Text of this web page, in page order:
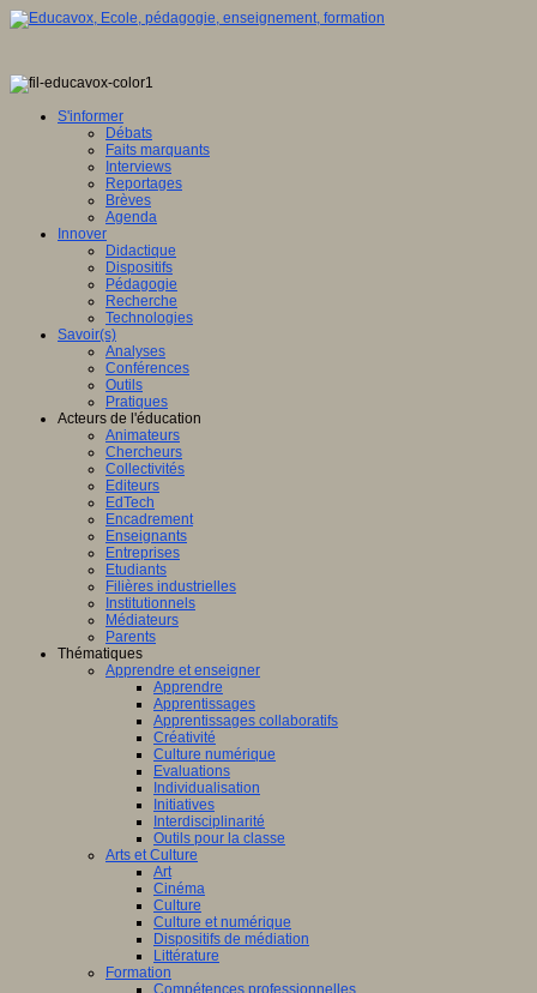
S'informer
Débats
Faits marquants
Interviews
Reportages
Brèves
Agenda
Innover
Didactique
Dispositifs
Pédagogie
Recherche
Technologies
Savoir(s)
Analyses
Conférences
Outils
Pratiques
Acteurs de l'éducation
Animateurs
Chercheurs
Collectivités
Editeurs
EdTech
Encadrement
Enseignants
Entreprises
Etudiants
Filières industrielles
Institutionnels
Médiateurs
Parents
Thématiques
Apprendre et enseigner
Apprendre
Apprentissages
Apprentissages collaboratifs
Créativité
Culture numérique
Evaluations
Individualisation
Initiatives
Interdisciplinarité
Outils pour la classe
Arts et Culture
Art
Cinéma
Culture
Culture et numérique
Dispositifs de médiation
Littérature
Formation
Compétences professionnelles